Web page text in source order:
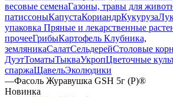
весовые семенаГазоны, травы для
патиссоныКапустаКориандрКукуруза
упаковка Пряные и лекарственные
прочееГрибыКартофель Клубника,
земляникаСалатСельдерейСтоловые
ДуэтТоматыТыкваУкропЦветочные
спаржаЩавельЭколюдики
—Фасоль Журавушка GSH 5г (Р)®
Новинка